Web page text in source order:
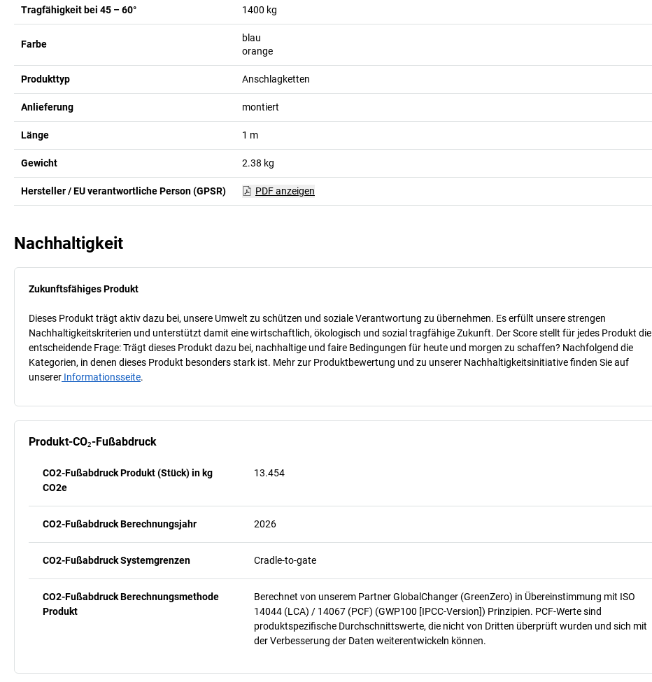
Tragfähigkeit bei 45 – 60° 1400 kg
Farbe
blau
orange
Produkttyp Anschlagketten
Anlieferung montiert
Länge 1 m
Gewicht 2.38 kg
Hersteller / EU verantwortliche Person (GPSR) PDF anzeigen
Nachhaltigkeit
Zukunftsfähiges Produkt
Dieses Produkt trägt aktiv dazu bei, unsere Umwelt zu schützen und soziale Verantwortung zu übernehmen. Es erfüllt unsere strengen
Nachhaltigkeitskriterien und unterstützt damit eine wirtschaftlich, ökologisch und sozial tragfähige Zukunft. Der Score stellt für jedes Produkt die
entscheidende Frage: Trägt dieses Produkt dazu bei, nachhaltige und faire Bedingungen für heute und morgen zu schaffen? Nachfolgend die
Kategorien, in denen dieses Produkt besonders stark ist. Mehr zur Produktbewertung und zu unserer Nachhaltigkeitsinitiative finden Sie auf
unserer Informationsseite.
Produkt-CO₂-Fußabdruck
CO2-Fußabdruck Produkt (Stück) in kg
CO2e
13.454
CO2-Fußabdruck Berechnungsjahr 2026
CO2-Fußabdruck Systemgrenzen Cradle-to-gate
CO2-Fußabdruck Berechnungsmethode
Produkt
Berechnet von unserem Partner GlobalChanger (GreenZero) in Übereinstimmung mit ISO
14044 (LCA) / 14067 (PCF) (GWP100 [IPCC-Version]) Prinzipien. PCF-Werte sind
produktspezifische Durchschnittswerte, die nicht von Dritten überprüft wurden und sich mit
der Verbesserung der Daten weiterentwickeln können.